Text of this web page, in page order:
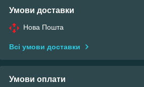
Умови доставки
Нова Пошта
Всі умови доставки
Умови оплати